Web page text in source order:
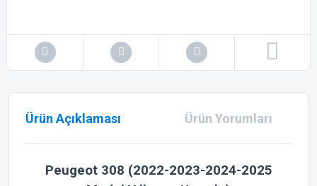
Ürün Açıklaması Ürün Yorumları
Peugeot 308 (2022-2023-2024-2025